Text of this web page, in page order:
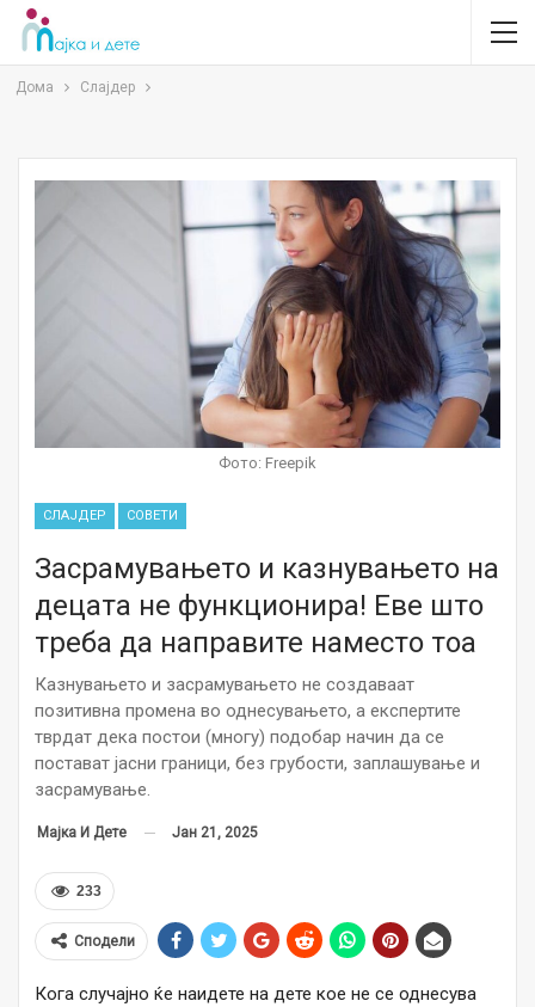
Дома Слајдер
Фото: Freepik
СЛАЈДЕР СОВЕТИ
Засрамувањето и казнувањето на
децата не функционира! Еве што
треба да направите наместо тоа
Казнувањето и засрамувањето не создаваат
позитивна промена во однесувањето, а експертите
тврдат дека постои (многу) подобар начин да се
постават јасни граници, без грубости, заплашување и
засрамување.
Мајка И Дете Јан 21, 2025
233
Сподели
Кога случајно ќе наидете на дете кое не се однесува